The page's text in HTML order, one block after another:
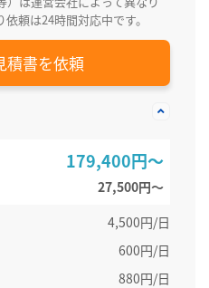
頼は24時間対応中です。
積書を依頼
179,400円～
27,500円〜
4,500円/日
600円/日
880円/日